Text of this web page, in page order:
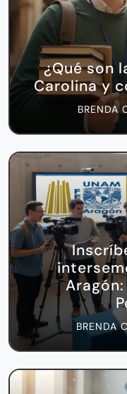
¿Qué son
Carolina y
BRENDA
BRENDA